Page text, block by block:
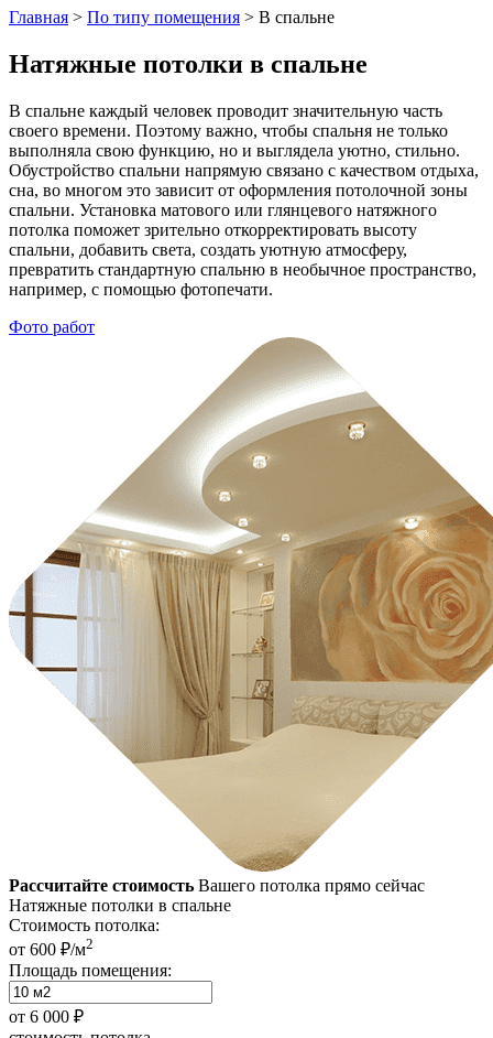
Главная > По типу помещения > В спальне
Натяжные потолки в спальне
В спальне каждый человек проводит значительную часть
своего времени. Поэтому важно, чтобы спальня не только
выполняла свою функцию, но и выглядела уютно, стильно.
Обустройство спальни напрямую связано с качеством отдыха,
сна, во многом это зависит от оформления потолочной зоны
спальни. Установка матового или глянцевого натяжного
потолка поможет зрительно откорректировать высоту
спальни, добавить света, создать уютную атмосферу,
превратить стандартную спальню в необычное пространство,
например, с помощью фотопечати.
Фото работ
Рассчитайте стоимость Вашего потолка прямо сейчас
Натяжные потолки в спальне
Стоимость потолка:
от 600 ₽/м2
Площадь помещения:
от 6 000 ₽